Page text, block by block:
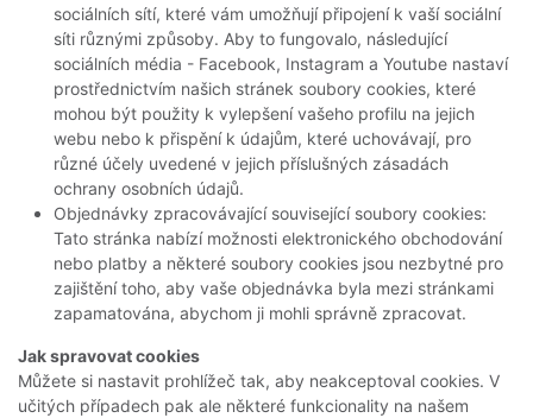
sociálních sítí, které vám umožňují připojení k vaší sociální
síti různými způsoby. Aby to fungovalo, následující
sociálních média - Facebook, Instagram a Youtube nastaví
prostřednictvím našich stránek soubory cookies, které
mohou být použity k vylepšení vašeho profilu na jejich
webu nebo k přispění k údajům, které uchovávají, pro
různé účely uvedené v jejich příslušných zásadách
ochrany osobních údajů.
Objednávky zpracovávající související soubory cookies:
Tato stránka nabízí možnosti elektronického obchodování
nebo platby a některé soubory cookies jsou nezbytné pro
zajištění toho, aby vaše objednávka byla mezi stránkami
zapamatována, abychom ji mohli správně zpracovat.
Jak spravovat cookies
Můžete si nastavit prohlížeč tak, aby neakceptoval cookies. V
učitých případech pak ale některé funkcionality na našem